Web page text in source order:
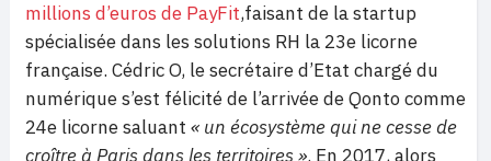
millions d’euros de PayFit,faisant de la startup
spécialisée dans les solutions RH la 23e licorne
française. Cédric O, le secrétaire d’Etat chargé du
numérique s’est félicité de l’arrivée de Qonto comme
24e licorne saluant « un écosystème qui ne cesse de
croître à Paris dans les territoires ». En 2017, alors